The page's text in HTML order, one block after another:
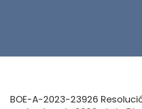
BOE-A-2023-23926